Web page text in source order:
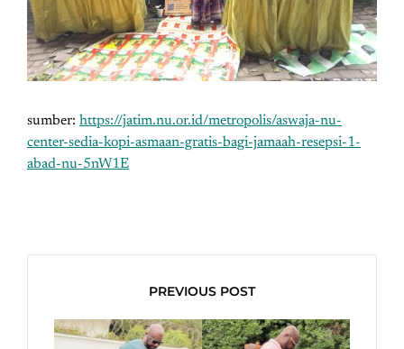
sumber: https://jatim.nu.or.id/metropolis/aswaja-nu-
center-sedia-kopi-asmaan-gratis-bagi-jamaah-resepsi-1-
abad-nu-5nW1E
PREVIOUS POST